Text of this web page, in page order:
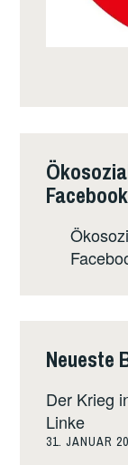
Facebook
Neueste
Der Krieg
Linke
31. JANUAR